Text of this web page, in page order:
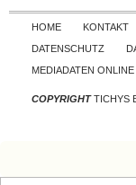
HOME KONTAKT
DATENSCHUTZ
MEDIADATEN ONLINE
COPYRIGHTTICHYS